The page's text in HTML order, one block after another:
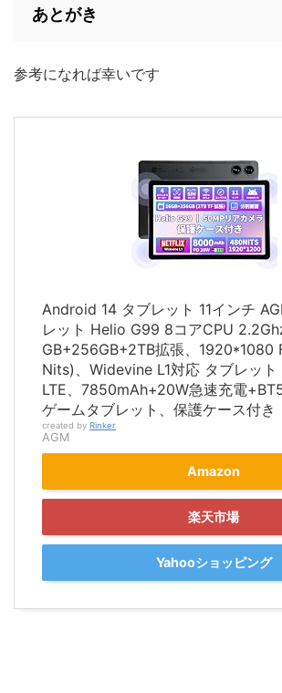
あとがき
参考になれば幸いです
Android 14 タブレット 11インチ
レット Helio G99 8コアCPU
GB+256GB+2TB拡張、1920*1080
Nits)、Widevine L1対応 タブレット
LTE、7850mAh+20W急速充電
ゲームタブレット、保護ケース付き
created by Rinker
AGM
Amazon
楽天市場
Yahooショッピング